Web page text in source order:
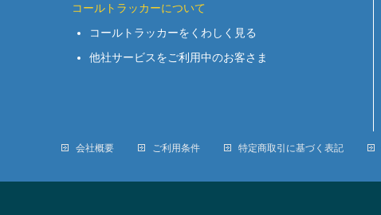
コールトラッカーについて
コールトラッカーをくわしく見る
他社サービスをご利用中のお客さま
会社概要 ご利用条件 特定商取引に基づく表記